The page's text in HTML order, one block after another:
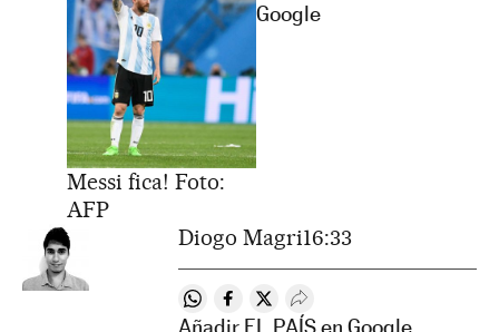
Messi fica! Foto:
AFP
Google
Diogo Magri16:33
Compartir en Whatsapp
Compartir en Facebook
Compartir en Twitter
Desplegar Redes Sociales
Añadir EL PAÍS en Google